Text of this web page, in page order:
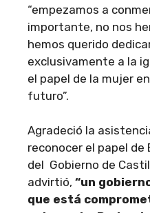
“empezamos a
importante, no nos
hemos querido
exclusivamente a la
el papel de la mujer
futuro”.
Agradeció la
reconocer el papel de
del Gobierno de
advirtió, “un
que está